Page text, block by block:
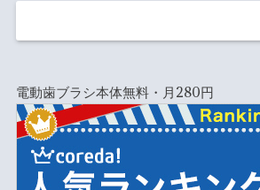
電動歯ブラシ本体無料・月280円